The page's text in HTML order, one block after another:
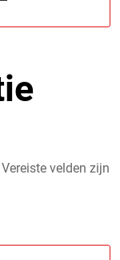
Vereiste velden zijn